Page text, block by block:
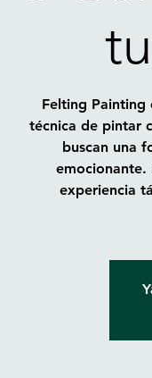
Felting Painting
técnica de pintar
buscan una
emocionante.
experiencia